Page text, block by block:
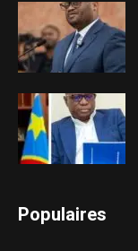
Populaires